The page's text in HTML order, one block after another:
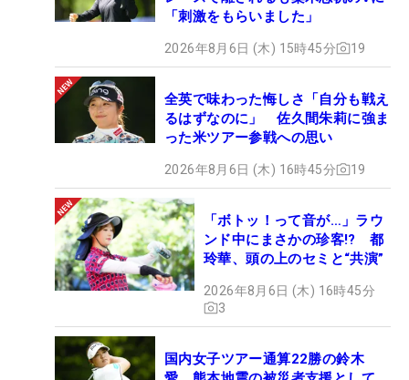
「刺激をもらいました」
2026年8月6日 (木) 15時45分 19
全英で味わった悔しさ「自分も戦え
るはずなのに」 佐久間朱莉に強ま
った米ツアー参戦への思い
2026年8月6日 (木) 16時45分 19
「ボトッ！って音が…」ラウ
ンド中にまさかの珍客!? 都
玲華、頭の上のセミと“共演”
2026年8月6日 (木) 16時45分
3
国内女子ツアー通算22勝の鈴木